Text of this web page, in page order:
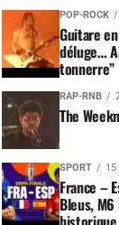
POP-ROCK
Guitare
déluge…
tonnerre”
RAP-RNB
The
SPORT
France –
Bleus,